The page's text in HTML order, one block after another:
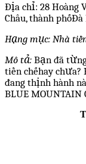
Địa chỉ: 28 Hoàng
Châu, thành phốĐà
Hạng mục: Nhà
Mô tả: Bạn đã
tiền chếhay chưa?
đang thịnh hành
BLUE MOUNTAIN